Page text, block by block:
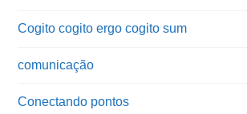
Cogito cogito ergo cogito sum
comunicação
Conectando pontos